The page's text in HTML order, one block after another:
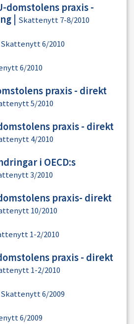
domstolens praxis -
Skattenytt 7-8/2010
Skattenytt 6/2010
6/2010
praxis - direkt
5/2010
praxis - direkt
4/2010
i OECD:s
3/2010
praxis- direkt
10/2010
1-2/2010
praxis - direkt
1-2/2010
Skattenytt 6/2009
6/2009